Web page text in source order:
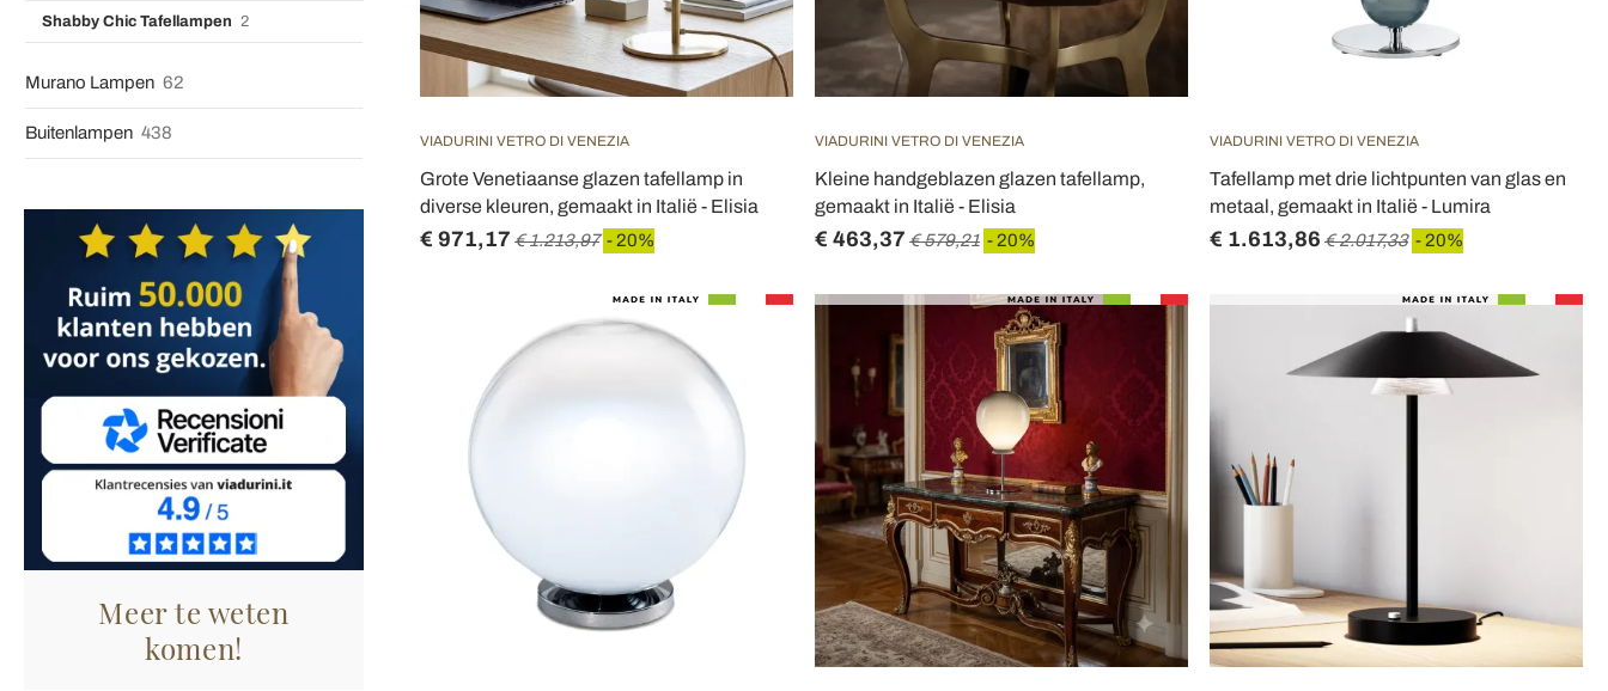
Shabby Chic Tafellampen 2
Murano Lampen 62
Buitenlampen 438
Meer te weten
komen!
VIADURINI VETRO DI VENEZIA
Grote Venetiaanse glazen tafellamp in
diverse kleuren, gemaakt in Italië - Elisia
€ 971,17 € 1.213,97 - 20%
VIADURINI VETRO DI VENEZIA
Kleine handgeblazen glazen tafellamp,
gemaakt in Italië - Elisia
€ 463,37 € 579,21 - 20%
VIADURINI VETRO DI VENEZIA
Tafellamp met drie lichtpunten van glas en
metaal, gemaakt in Italië - Lumira
€ 1.613,86 € 2.017,33 - 20%